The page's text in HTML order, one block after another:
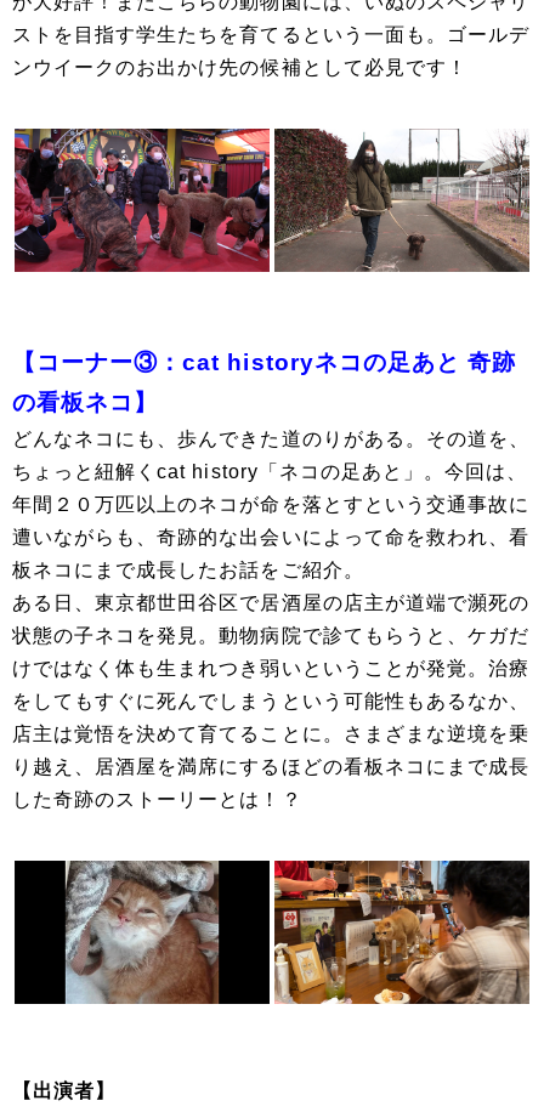
ストを目指す学生たちを育てるという一面も。ゴールデ
ンウイークのお出かけ先の候補として必見です！
【コーナー③：cat historyネコの足あと 奇跡
の看板ネコ】
どんなネコにも、歩んできた道のりがある。その道を、
ちょっと紐解くcat history「ネコの足あと」。今回は、
年間２０万匹以上のネコが命を落とすという交通事故に
遭いながらも、奇跡的な出会いによって命を救われ、看
板ネコにまで成長したお話をご紹介。
ある日、東京都世田谷区で居酒屋の店主が道端で瀕死の
状態の子ネコを発見。動物病院で診てもらうと、ケガだ
けではなく体も生まれつき弱いということが発覚。治療
をしてもすぐに死んでしまうという可能性もあるなか、
店主は覚悟を決めて育てることに。さまざまな逆境を乗
り越え、居酒屋を満席にするほどの看板ネコにまで成長
した奇跡のストーリーとは！？
【出演者】